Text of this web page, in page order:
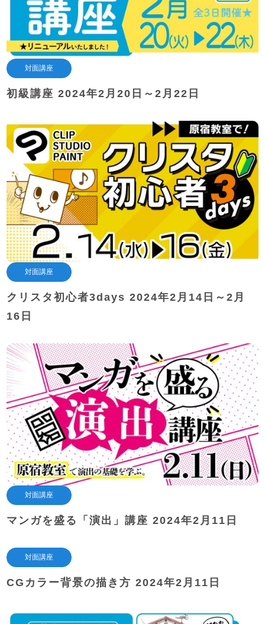
対面講座
初級講座 2024年2月20日～2月22日
対面講座
クリスタ初心者3days 2024年2月14日～2月
16日
対面講座
マンガを盛る「演出」講座 2024年2月11日
対面講座
CGカラー背景の描き方 2024年2月11日